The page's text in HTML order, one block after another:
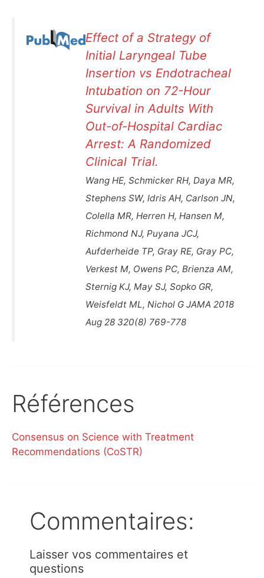
Effect of a Strategy of
Initial Laryngeal Tube
Insertion vs Endotracheal
Intubation on 72-Hour
Survival in Adults With
Out-of-Hospital Cardiac
Arrest: A Randomized
Clinical Trial.
Wang HE, Schmicker RH, Daya MR,
Stephens SW, Idris AH, Carlson JN,
Colella MR, Herren H, Hansen M,
Richmond NJ, Puyana JCJ,
Aufderheide TP, Gray RE, Gray PC,
Verkest M, Owens PC, Brienza AM,
Sternig KJ, May SJ, Sopko GR,
Weisfeldt ML, Nichol G JAMA 2018
Aug 28 320(8) 769-778
Références
Consensus on Science with Treatment
Recommendations (CoSTR)
Commentaires:
Laisser vos commentaires et
questions